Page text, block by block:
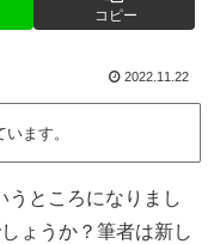
コピー
2022.11.22
ます。
うところになりまし
ょうか？筆者は新し